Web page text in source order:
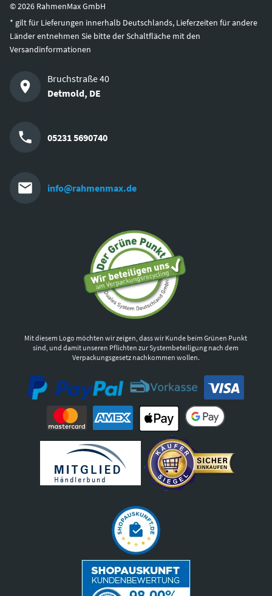
©2026 RahmenMax GmbH
* gilt für Lieferungen innerhalb Deutschlands, Lieferzeiten für andere
Länder entnehmen Sie bitte der Schaltfläche mit den
Versandinformationen
Bruchstraße 40
Detmold, DE
05231 5690740
info@rahmenmax.de
Mit diesem Logo möchten wir zeigen, dass wir Kunde beim Grünen Punkt
sind, und damit unseren Pflichten zur Systembeteiligung nach dem
Verpackungsgesetz nachkommen wollen.